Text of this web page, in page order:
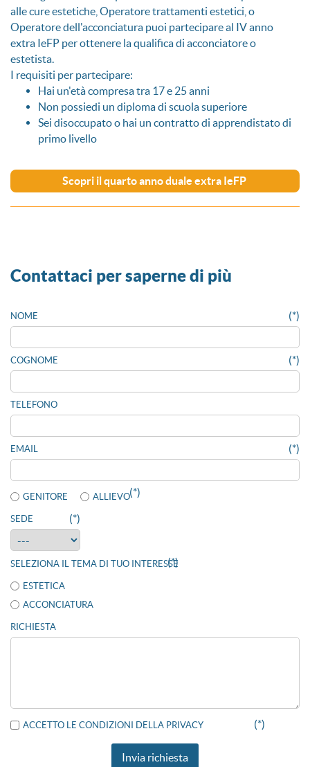
alle cure estetiche, Operatore trattamenti estetici, o
Operatore dell'acconciatura puoi partecipare al IV anno
extra IeFP per ottenere la qualifica di acconciatore o
estetista.
I requisiti per partecipare:
Hai un'età compresa tra 17 e 25 anni
Non possiedi un diploma di scuola superiore
Sei disoccupato o hai un contratto di apprendistato di
primo livello
Scopri il quarto anno duale extra IeFP
Contattaci per saperne di più
NOME (*)
COGNOME (*)
TELEFONO
EMAIL (*)
GENITORE ALLIEVO(*)
SEDE (*)
SELEZIONA IL TEMA DI TUO INTERESSE
ESTETICA
ACCONCIATURA
(*)
RICHIESTA
ACCETTO LE CONDIZIONI DELLA PRIVACY (*)